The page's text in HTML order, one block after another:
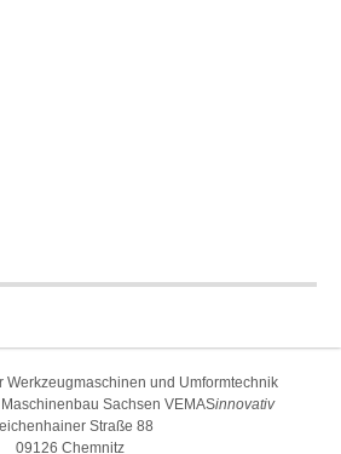
Werkzeugmaschinen und Umformtechnik
Sachsen VEMASinnovativ
Straße 88
09126 Chemnitz